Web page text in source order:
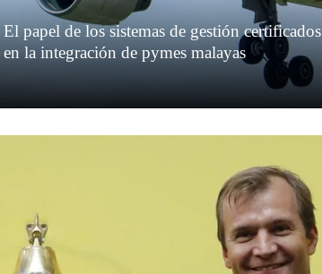
El papel de los sistemas de gestión certificados
en la integración de pymes malayas